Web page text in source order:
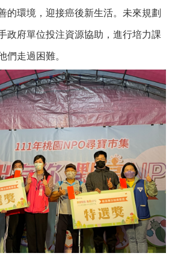
的環境，迎接癌後新生活。未來規劃
政府單位投注資源協助，進行培力課
們走過困難。